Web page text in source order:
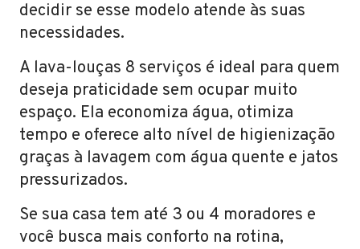
decidir se esse modelo atende às suas
necessidades.
A lava-louças 8 serviços é ideal para quem
deseja praticidade sem ocupar muito
espaço. Ela economiza água, otimiza
tempo e oferece alto nível de higienização
graças à lavagem com água quente e jatos
pressurizados.
Se sua casa tem até 3 ou 4 moradores e
você busca mais conforto na rotina,